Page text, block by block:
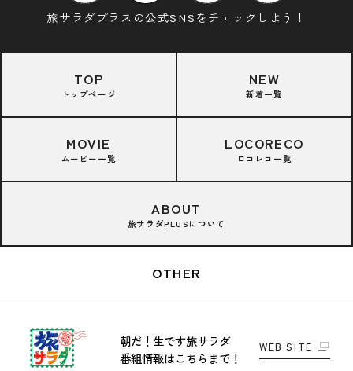
旅サラダプラスの公式SNSをチェックしよう！
TOP
トップページ
NEW
新着一覧
MOVIE
ムービー一覧
LOCORECO
ロコレコ一覧
ABOUT
旅サラダPLUSについて
OTHER
朝だ！生です旅サラダ
番組情報はこちらまで！
WEB SITE